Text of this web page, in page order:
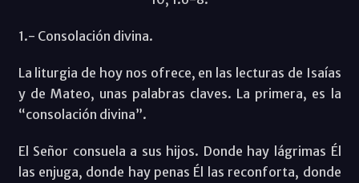
1.- Consolación divina.
La liturgia de hoy nos ofrece, en las lecturas de Isaías
y de Mateo, unas palabras claves. La primera, es la
“consolación divina”.
El Señor consuela a sus hijos. Donde hay lágrimas Él
las enjuga, donde hay penas Él las reconforta, donde